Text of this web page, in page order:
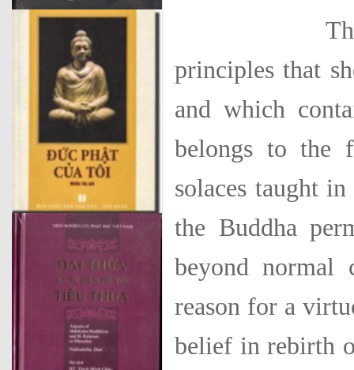
The
principles that
and which
belongs to the
solaces taught
the Buddha
beyond normal
reason for a
belief in rebirth